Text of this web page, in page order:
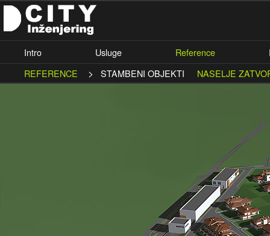
Intro Usluge Reference
REFERENCE
> STAMBENI OBJEKTI NASELJE